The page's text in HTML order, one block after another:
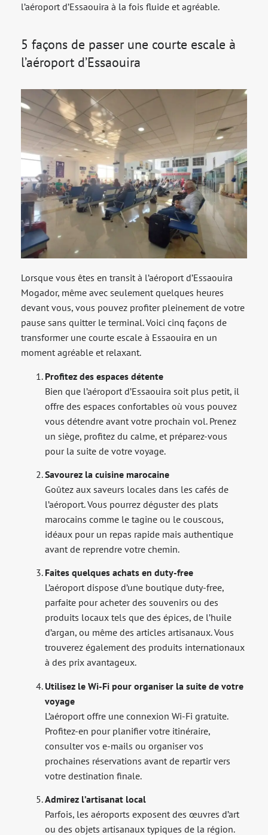
l’aéroport d’Essaouira à la fois fluide et agréable.
5 façons de passer une courte escale à
l’aéroport d’Essaouira
Lorsque vous êtes en transit à l’aéroport d’Essaouira
Mogador, même avec seulement quelques heures
devant vous, vous pouvez profiter pleinement de votre
pause sans quitter le terminal. Voici cinq façons de
transformer une courte escale à Essaouira en un
moment agréable et relaxant.
Profitez des espaces détente
Bien que l’aéroport d’Essaouira soit plus petit, il
offre des espaces confortables où vous pouvez
vous détendre avant votre prochain vol. Prenez
un siège, profitez du calme, et préparez-vous
pour la suite de votre voyage.
Savourez la cuisine marocaine
Goûtez aux saveurs locales dans les cafés de
l’aéroport. Vous pourrez déguster des plats
marocains comme le tagine ou le couscous,
idéaux pour un repas rapide mais authentique
avant de reprendre votre chemin.
Faites quelques achats en duty-free
L’aéroport dispose d’une boutique duty-free,
parfaite pour acheter des souvenirs ou des
produits locaux tels que des épices, de l’huile
d’argan, ou même des articles artisanaux. Vous
trouverez également des produits internationaux
à des prix avantageux.
Utilisez le Wi-Fi pour organiser la suite de votre
voyage
L’aéroport offre une connexion Wi-Fi gratuite.
Profitez-en pour planifier votre itinéraire,
consulter vos e-mails ou organiser vos
prochaines réservations avant de repartir vers
votre destination finale.
Admirez l’artisanat local
Parfois, les aéroports exposent des œuvres d’art
ou des objets artisanaux typiques de la région.